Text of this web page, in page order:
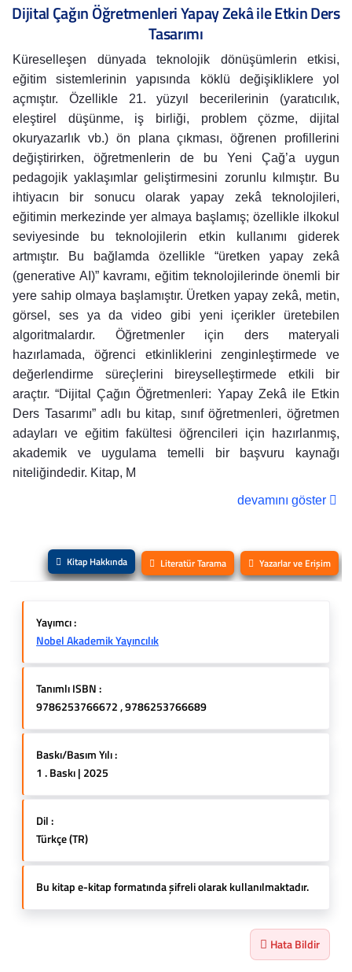
Dijital Çağın Öğretmenleri Yapay Zekâ ile Etkin Ders
Tasarımı
Küreselleşen dünyada teknolojik dönüşümlerin etkisi,
eğitim sistemlerinin yapısında köklü değişikliklere yol
açmıştır. Özellikle 21. yüzyıl becerilerinin (yaratıcılık,
eleştirel düşünme, iş birliği, problem çözme, dijital
okuryazarlık vb.) ön plana çıkması, öğrenen profillerini
değiştirirken, öğretmenlerin de bu Yeni Çağ’a uygun
pedagojik yaklaşımlar geliştirmesini zorunlu kılmıştır. Bu
ihtiyacın bir sonucu olarak yapay zekâ teknolojileri,
eğitimin merkezinde yer almaya başlamış; özellikle ilkokul
seviyesinde bu teknolojilerin etkin kullanımı giderek
artmıştır. Bu bağlamda özellikle “üretken yapay zekâ
(generative AI)” kavramı, eğitim teknolojilerinde önemli bir
yere sahip olmaya başlamıştır. Üretken yapay zekâ, metin,
görsel, ses ya da video gibi yeni içerikler üretebilen
algoritmalardır. Öğretmenler için ders materyali
hazırlamada, öğrenci etkinliklerini zenginleştirmede ve
değerlendirme süreçlerini bireyselleştirmede etkili bir
araçtır. “Dijital Çağın Öğretmenleri: Yapay Zekâ ile Etkin
Ders Tasarımı” adlı bu kitap, sınıf öğretmenleri, öğretmen
adayları ve eğitim fakültesi öğrencileri için hazırlanmış,
akademik ve uygulama temelli bir başvuru kaynağı
niteliğindedir. Kitap, M
devamını göster
Kitap Hakkında Literatür Tarama Yazarlar ve Erişim
Yayımcı :
Nobel Akademik Yayıncılık
Tanımlı ISBN :
9786253766672 , 9786253766689
Baskı/Basım Yılı :
1 . Baskı | 2025
Dil :
Türkçe (TR)
Bu kitap e-kitap formatında şifreli olarak kullanılmaktadır.
Hata Bildir